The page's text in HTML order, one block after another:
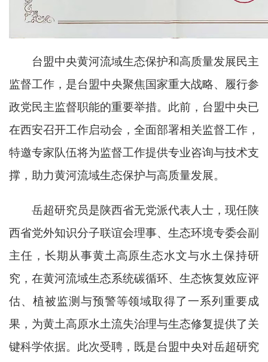
台盟中央黄河流域生态保护和高质量发展民主
监督工作，是台盟中央聚焦国家重大战略、履行参
政党民主监督职能的重要举措。此前，台盟中央已
在西安召开工作启动会，全面部署相关监督工作，
特邀专家队伍将为监督工作提供专业咨询与技术支
撑，助力黄河流域生态保护与高质量发展。
岳超研究员是陕西省无党派代表人士， 现任陕
西省党外知识分子联谊会理事、生态环境专委会副
主任，长期从事黄土高原生态水文与水土保持研
究，在黄河流域生态系统碳循环、生态恢复效应评
估、植被监测与预警等领域取得了一系列重要成
果，为黄土高原水土流失治理与生态修复提供了关
键科学依据。此次受聘，既是台盟中央对岳超研究